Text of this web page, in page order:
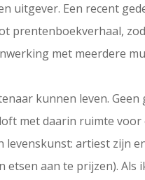
uitgever. Een recent
prentenboekverhaal,
met meerdere
kunnen leven.
met daarin ruimte
levenskunst: artiest zijn
etsen aan te prijzen).